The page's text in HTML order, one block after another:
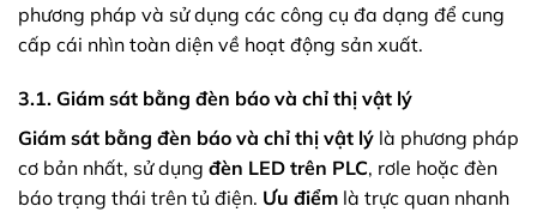
phương pháp và sử dụng các công cụ đa dạng để cung
cấp cái nhìn toàn diện về hoạt động sản xuất.
3.1. Giám sát bằng đèn báo và chỉ thị vật lý
Giám sát bằng đèn báo và chỉ thị vật lý là phương pháp
cơ bản nhất, sử dụng đèn LED trên PLC, rơle hoặc đèn
báo trạng thái trên tủ điện. Ưu điểm là trực quan nhanh